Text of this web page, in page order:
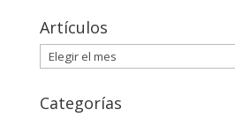
Artículos
Artículos
Categorías